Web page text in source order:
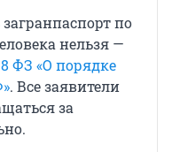
по
нельзя —
8 ФЗ «О порядке
. Все заявители
за